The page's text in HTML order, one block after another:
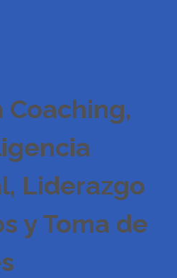
Coaching,
Liderazgo
y Toma de